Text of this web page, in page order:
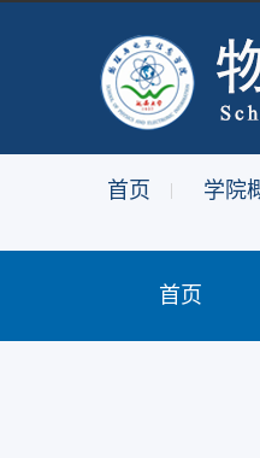
首页 | 学院
首页